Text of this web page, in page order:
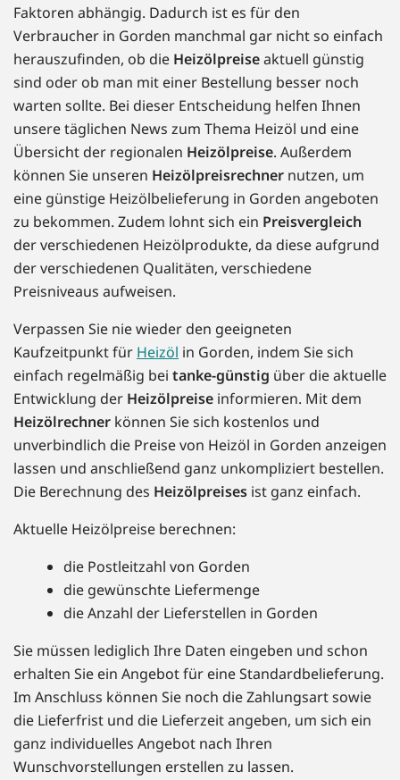
Faktoren abhängig. Dadurch ist es für den
Verbraucher in Gorden manchmal gar nicht so einfach
herauszufinden, ob die Heizölpreiseaktuell günstig
sind oder ob man mit einer Bestellung besser noch
warten sollte. Bei dieser Entscheidung helfen Ihnen
unsere täglichen News zum Thema Heizöl und eine
Übersicht der regionalen Heizölpreise. Außerdem
können Sie unseren Heizölpreisrechner nutzen, um
eine günstige Heizölbelieferung in Gorden angeboten
zu bekommen. Zudem lohnt sich ein Preisvergleich
der verschiedenen Heizölprodukte, da diese aufgrund
der verschiedenen Qualitäten, verschiedene
Preisniveaus aufweisen.
Verpassen Sie nie wieder den geeigneten
Kaufzeitpunkt für Heizöl in Gorden, indem Sie sich
einfach regelmäßig bei tanke-günstig über die aktuelle
Entwicklung der Heizölpreise informieren. Mit dem
Heizölrechner können Sie sich kostenlos und
unverbindlich die Preise von Heizöl in Gorden anzeigen
lassen und anschließend ganz unkompliziert bestellen.
Die Berechnung des Heizölpreises ist ganz einfach.
Aktuelle Heizölpreise berechnen:
die Postleitzahl von Gorden
die gewünschte Liefermenge
die Anzahl der Lieferstellen in Gorden
Sie müssen lediglich Ihre Daten eingeben und schon
erhalten Sie ein Angebot für eine Standardbelieferung.
Im Anschluss können Sie noch die Zahlungsart sowie
die Lieferfrist und die Lieferzeit angeben, um sich ein
ganz individuelles Angebot nach Ihren
Wunschvorstellungen erstellen zu lassen.